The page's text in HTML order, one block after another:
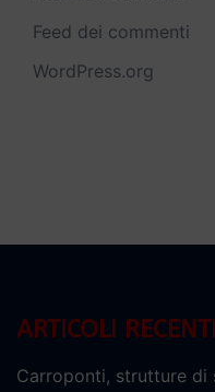
Feed dei commenti
WordPress.org
ARTICOLI RECENTI
Carroponti, strutture di